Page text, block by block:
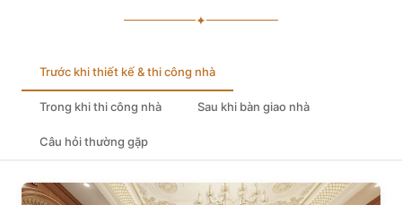
✦
Trước khi thiết kế & thi công nhà
Trong khi thi công nhà Sau khi bàn giao nhà
Câu hỏi thường gặp